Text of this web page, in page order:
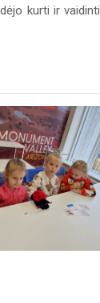
kurti ir vaidinti